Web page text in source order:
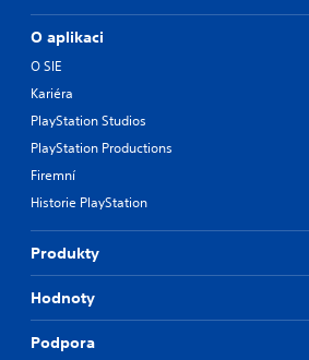
O aplikaci
O SIE
Kariéra
PlayStation Studios
PlayStation Productions
Firemní
Historie PlayStation
Produkty
Hodnoty
Podpora